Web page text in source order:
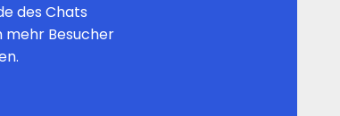
des Chats
mehr Besucher